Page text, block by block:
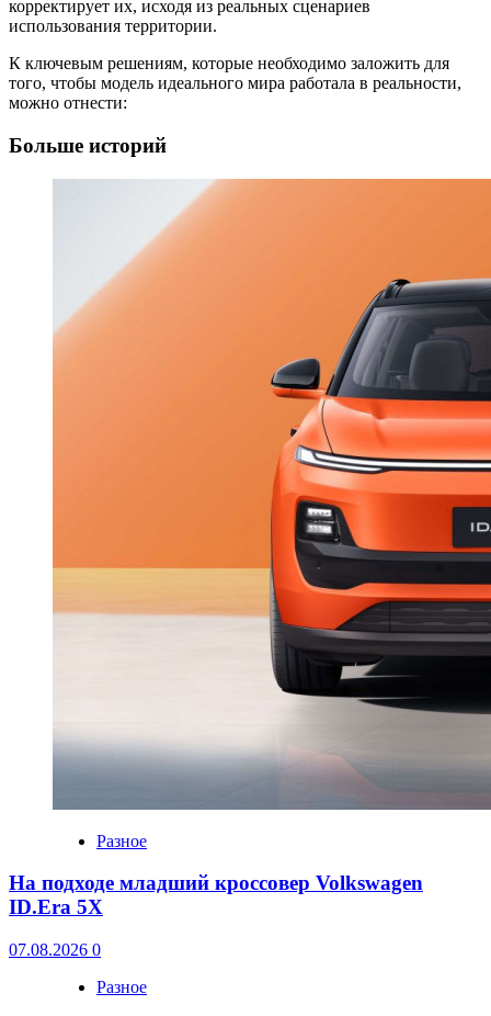
корректирует их, исходя из реальных сценариев
использования территории.
К ключевым решениям, которые необходимо заложить для
того, чтобы модель идеального мира работала в реальности,
можно отнести:
Больше историй
Разное
На подходе младший кроссовер Volkswagen
ID.Era 5X
07.08.2026 0
Разное